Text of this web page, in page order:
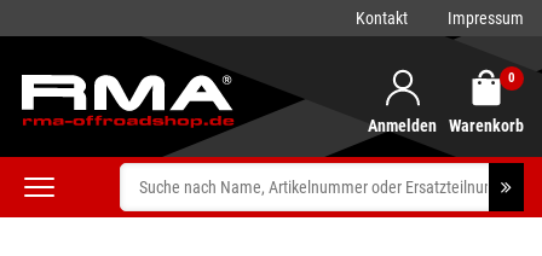
Kontakt Impressum
Anmelden
0
Warenkorb